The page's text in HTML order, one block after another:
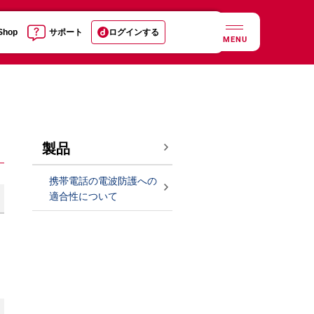
サポート ログインする
MENU
製品
携帯電話の電波防護への
適合性について